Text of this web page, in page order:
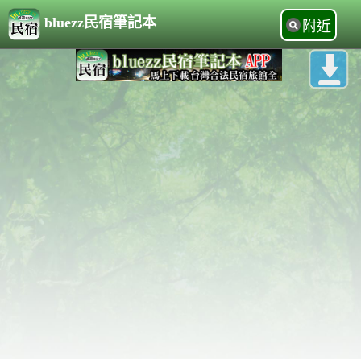
bluezz民宿筆記本 附近